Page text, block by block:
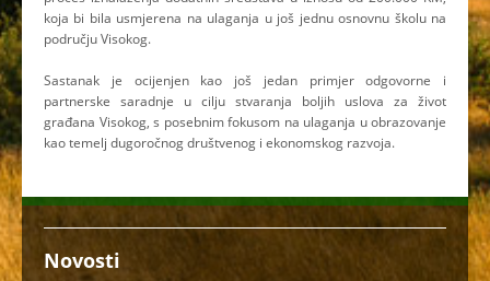
koja bi bila usmjerena na ulaganja u još jednu osnovnu školu na
području Visokog.
Sastanak je ocijenjen kao još jedan primjer odgovorne i
partnerske saradnje u cilju stvaranja boljih uslova za život
građana Visokog, s posebnim fokusom na ulaganja u obrazovanje
kao temelj dugoročnog društvenog i ekonomskog razvoja.
Novosti